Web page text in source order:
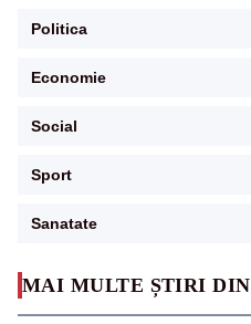
MAI MULTE ȘTIRI DIN
Politica
Economie
Social
Sport
Sanatate